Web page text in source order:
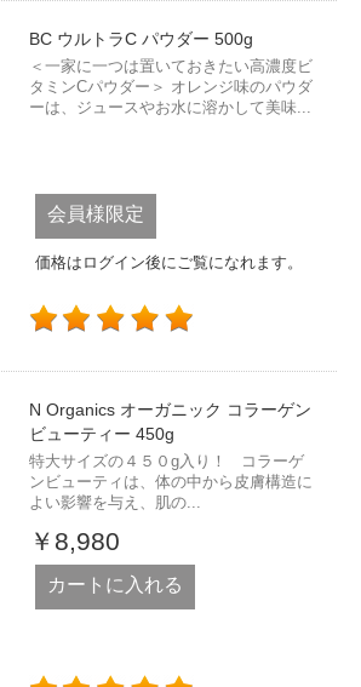
BC ウルトラC パウダー 500g
＜一家に一つは置いておきたい高濃度ビ
タミンCパウダー＞ オレンジ味のパウダ
ーは、ジュースやお水に溶かして美味...
会員様限定
価格はログイン後にご覧になれます。
N Organics オーガニック コラーゲン
ビューティー 450g
特大サイズの４５０g入り！ コラーゲ
ンビューティは、体の中から皮膚構造に
よい影響を与え、肌の...
￥8,980
カートに入れる